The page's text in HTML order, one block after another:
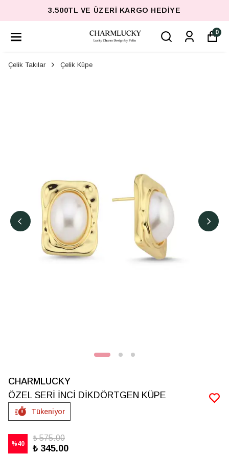
3.500TL VE ÜZERI KARGO HEDIYE
0
Çelik Takılar Çelik Küpe
CHARMLUCKY
ÖZEL SERİ İNCİ DİKDÖRTGEN KÜPE
Tükeniyor
%40
₺ 575.00
₺ 345.00